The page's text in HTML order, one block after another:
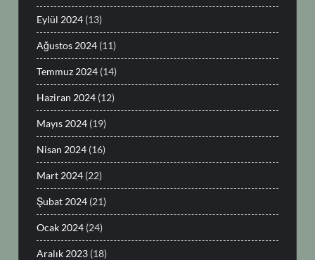
Eylül 2024 (13)
Ağustos 2024 (11)
Temmuz 2024 (14)
Haziran 2024 (12)
Mayıs 2024 (19)
Nisan 2024 (16)
Mart 2024 (22)
Şubat 2024 (21)
Ocak 2024 (24)
Aralık 2023 (18)